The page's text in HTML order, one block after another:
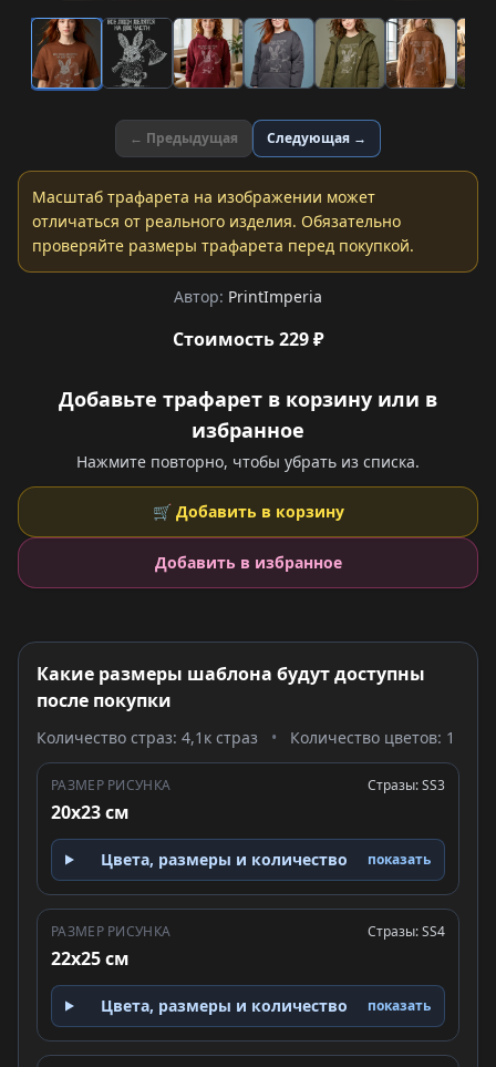
← Предыдущая Следующая →
Масштаб трафарета на изображении может
отличаться от реального изделия. Обязательно
проверяйте размеры трафарета перед покупкой.
Автор: PrintImperia
Стоимость 229 ₽
Добавьте трафарет в корзину или в
избранное
Нажмите повторно, чтобы убрать из списка.
🛒 Добавить в корзину
Добавить в избранное
Какие размеры шаблона будут доступны
после покупки
Количество страз: 4,1к страз • Количество цветов: 1
РАЗМЕР РИСУНКА
20x23 см
Стразы: SS3
Цвета, размеры и количество показать
РАЗМЕР РИСУНКА
22x25 см
Стразы: SS4
Цвета, размеры и количество показать